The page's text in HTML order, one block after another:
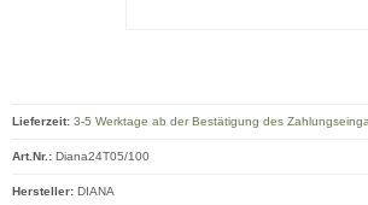
Lieferzeit: 3-5 Werktage ab der Bestätigung des
Art.Nr.: Diana24T05/100
Hersteller: DIANA